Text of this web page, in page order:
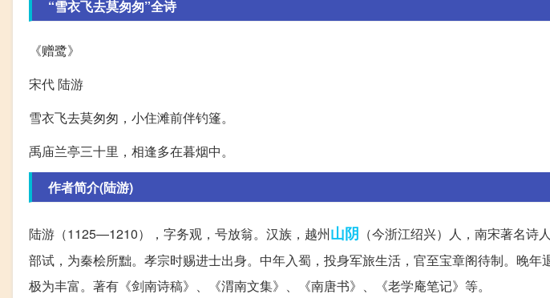
“雪衣飞去莫匆匆”全诗
《赠鹭》
宋代 陆游
雪衣飞去莫匆匆，小住滩前伴钓篷。
禹庙兰亭三十里，相逢多在暮烟中。
作者简介(陆游)
陆游（1125—1210），字务观，号放翁。汉族，越州山阴 （今浙江绍兴）人，南宋著名
部试，为秦桧所黜。孝宗时赐进士出身。中年入蜀，投身军旅生活，官至宝章阁待制。晚
极为丰富。著有《剑南诗稿》、《渭南文集》、《南唐书》、《老学庵笔记》等。